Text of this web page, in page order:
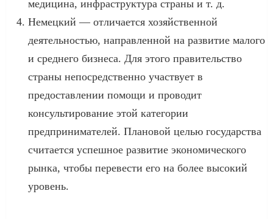
медицина, инфраструктура страны и т. д.
Немецкий — отличается хозяйственной
деятельностью, направленной на развитие малого
и среднего бизнеса. Для этого правительство
страны непосредственно участвует в
предоставлении помощи и проводит
консультирование этой категории
предпринимателей. Плановой целью государства
считается успешное развитие экономического
рынка, чтобы перевести его на более высокий
уровень.